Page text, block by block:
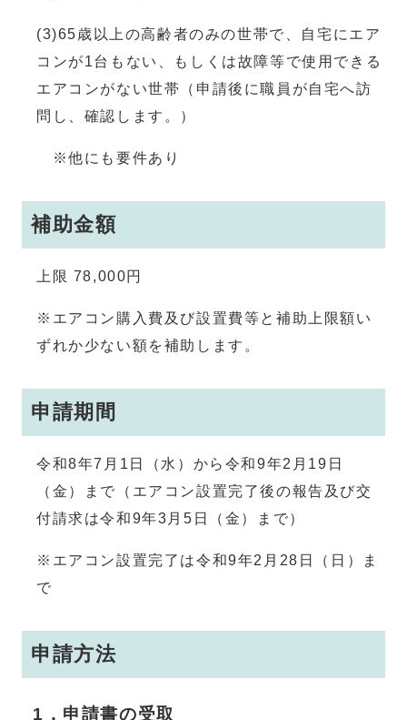
(3)65歳以上の高齢者のみの世帯で、自宅にエア
コンが1台もない、もしくは故障等で使用できる
エアコンがない世帯（申請後に職員が自宅へ訪
問し、確認します。）
※他にも要件あり
補助金額
上限 78,000円
※エアコン購入費及び設置費等と補助上限額い
ずれか少ない額を補助します。
申請期間
令和8年7月1日（水）から令和9年2月19日
（金）まで（エアコン設置完了後の報告及び交
付請求は令和9年3月5日（金）まで）
※エアコン設置完了は令和9年2月28日（日）ま
で
申請方法
1．申請書の受取